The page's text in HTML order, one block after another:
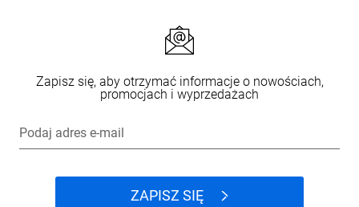
Zapisz się, aby otrzymać informacje o nowościach,
promocjach i wyprzedażach
Podaj adres e-mail
ZAPISZ SIĘ